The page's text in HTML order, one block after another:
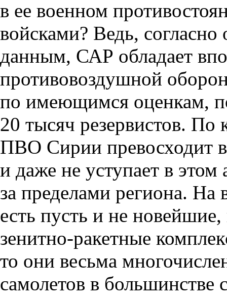
в ее военном
войсками? Ведь,
данным, САР обладает
противовоздушной
по имеющимся оценкам,
20 тысяч резервистов. По
ПВО Сирии превосходит
и даже не уступает в этом
за пределами региона.
есть пусть и не
зенитно-ракетные
то они весьма
самолетов в большинстве